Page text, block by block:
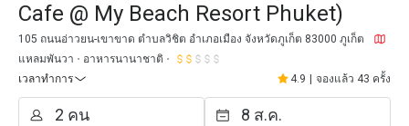
Cafe @ My Beach Resort Phuket)
105 ถนนอ่าวยน-เขาขาด ตำบลวิชิต อำเภอเมือง จังหวัดภูเก็ต 83000 ภูเก็ต
แหลมพันวา
อาหารนานาชาติ
เวลาทำการ
4.9 จองแล้ว 43 ครั้ง